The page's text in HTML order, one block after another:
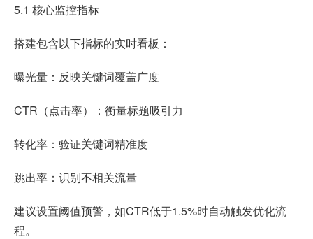
5.1 核心监控指标
搭建包含以下指标的实时看板：
曝光量：反映关键词覆盖广度
CTR（点击率）：衡量标题吸引力
转化率：验证关键词精准度
跳出率：识别不相关流量
建议设置阈值预警，如CTR低于1.5%时自动触发优化流
程。